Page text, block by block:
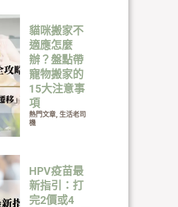
貓咪搬家不
適應怎麼
辦？盤點帶
寵物搬家的
15大注意事
項
熱門文章,生活老司
機
HPV疫苗最
新指引：打
完2價或4